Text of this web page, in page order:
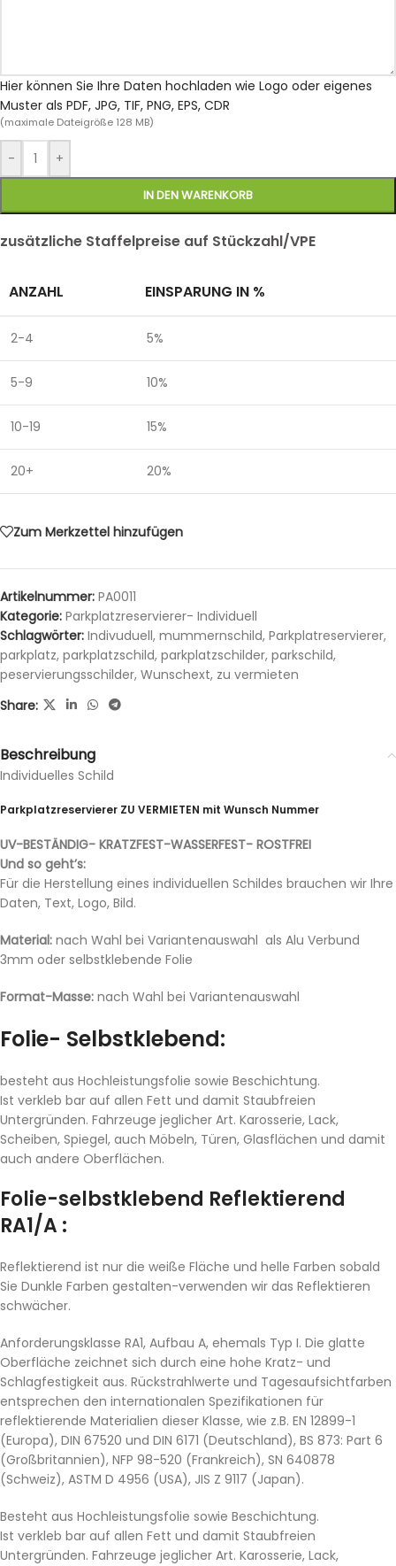
Hier können Sie Ihre Daten hochladen wie Logo oder eigenes
Muster als PDF, JPG, TIF, PNG, EPS, CDR
(maximale Dateigröße 128 MB)
- +
IN DEN WARENKORB
zusätzliche Staffelpreise auf Stückzahl/VPE
ANZAHL EINSPARUNG IN %
2-4 5%
5-9 10%
10-19 15%
20+ 20%
Zum Merkzettel hinzufügen
Artikelnummer: PA0011
Kategorie: Parkplatzreservierer- Individuell
Schlagwörter: Indivuduell, mummernschild, Parkplatreservierer,
parkplatz, parkplatzschild, parkplatzschilder, parkschild,
peservierungsschilder, Wunschext, zu vermieten
Share:
Beschreibung
Individuelles Schild
Parkplatzreservierer ZU VERMIETEN mit Wunsch Nummer
UV-BESTÄNDIG- KRATZFEST-WASSERFEST- ROSTFREI
Und so geht’s:
Für die Herstellung eines individuellen Schildes brauchen wir Ihre
Daten, Text, Logo, Bild.
Material: nach Wahl bei Variantenauswahl als Alu Verbund
3mm oder selbstklebende Folie
Format-Masse: nach Wahl bei Variantenauswahl
Folie- Selbstklebend:
besteht aus Hochleistungsfolie sowie Beschichtung.
Ist verkleb bar auf allen Fett und damit Staubfreien
Untergründen. Fahrzeuge jeglicher Art. Karosserie, Lack,
Scheiben, Spiegel, auch Möbeln, Türen, Glasflächen und damit
auch andere Oberflächen.
Folie-selbstklebend Reflektierend
RA1/A :
Reflektierend ist nur die weiße Fläche und helle Farben sobald
Sie Dunkle Farben gestalten-verwenden wir das Reflektieren
schwächer.
Anforderungsklasse RA1, Aufbau A, ehemals Typ I. Die glatte
Oberfläche zeichnet sich durch eine hohe Kratz- und
Schlagfestigkeit aus. Rückstrahlwerte und Tagesaufsichtfarben
entsprechen den internationalen Spezifikationen für
reflektierende Materialien dieser Klasse, wie z.B. EN 12899-1
(Europa), DIN 67520 und DIN 6171 (Deutschland), BS 873: Part 6
(Großbritannien), NFP 98-520 (Frankreich), SN 640878
(Schweiz), ASTM D 4956 (USA), JIS Z 9117 (Japan).
Besteht aus Hochleistungsfolie sowie Beschichtung.
Ist verkleb bar auf allen Fett und damit Staubfreien
Untergründen. Fahrzeuge jeglicher Art. Karosserie, Lack,